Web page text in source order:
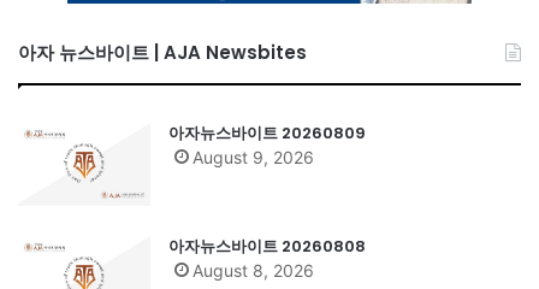
아자 뉴스바이트 | AJA Newsbites
아자뉴스바이트 20260809
August 9, 2026
아자뉴스바이트 20260808
August 8, 2026